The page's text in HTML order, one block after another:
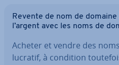
Revente de nom de
l’argent avec les noms de
Acheter et vendre des
lucratif, à condition